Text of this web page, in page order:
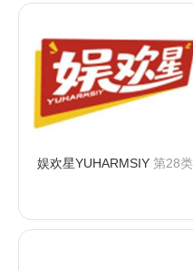
娱欢星YUHARMSIY 第28类